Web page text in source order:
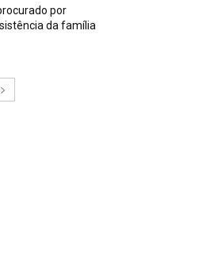
por
da família